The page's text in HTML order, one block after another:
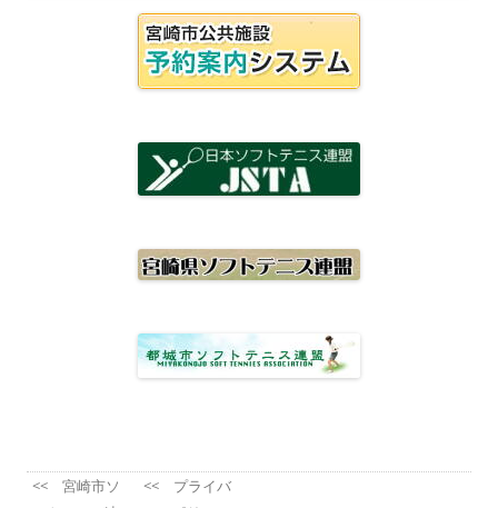
<< 宮崎市ソ
<< プライバ